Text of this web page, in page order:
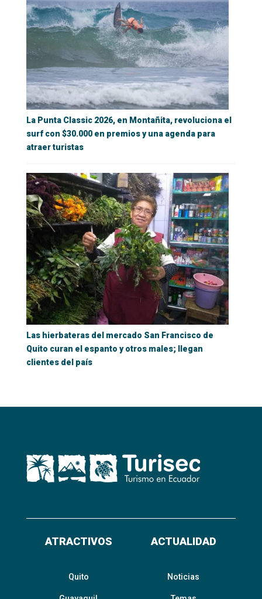
La Punta Classic 2026, en Montañita, revoluciona el
surf con $30.000 en premios y una agenda para
atraer turistas
Las hierbateras del mercado San Francisco de
Quito curan el espanto y otros males; llegan
clientes del país
ATRACTIVOS
Quito
ACTUALIDAD
Noticias